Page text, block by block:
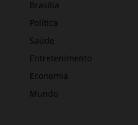
Brasília
Política
Saúde
Entretenimento
Economia
Mundo